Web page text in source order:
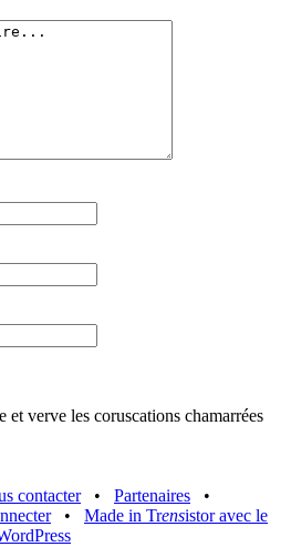
et verve les coruscations chamarrées
contacter • Partenaires
•
• Made in Trensistor avec le